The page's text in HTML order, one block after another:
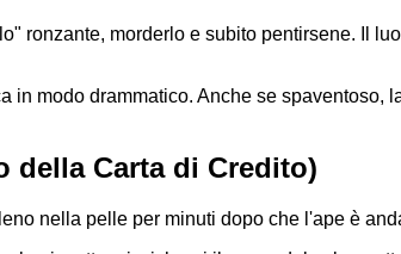
ronzante, morderlo e subito pentirsene. Il
in modo drammatico. Anche se
della Carta di Credito)
nella pelle per minuti dopo che l'ape è